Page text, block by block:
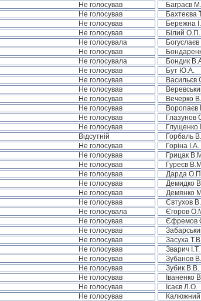
Не голосував Баграєв
Не голосував Бахтеєва
Не голосував Бережна
Не голосував Білий О.П.
Не голосувала
Не голосував
Не голосувала Бондик
Не голосував Бут Ю.А.
Не голосував Васильєв
Не голосував
Не голосував Вечерко
Не голосував
Не голосував Глазунов
Не голосував Глущенко
Відсутній Горбаль
Не голосував Горіна І.А.
Не голосував Грицак
Не голосував Гуреєв
Не голосував Дарда
Не голосував Демидко
Не голосував Демянко
Не голосував Євтухов
Не голосувала Єгоров
Не голосував Єфремов
Не голосував
Не голосував Засуха
Не голосував Зварич І.Т.
Не голосував Зубанов
Не голосував Зубик В.В.
Не голосував Іваненко
Не голосував Ісаєв Л.О.
Не голосував